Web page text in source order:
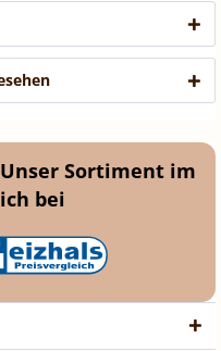
Sortiment im
bei